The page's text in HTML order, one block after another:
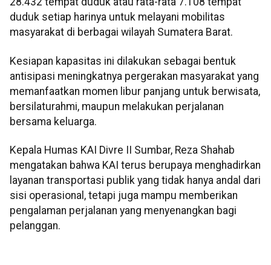
duduk setiap harinya untuk melayani mobilitas
masyarakat di berbagai wilayah Sumatera Barat.
Kesiapan kapasitas ini dilakukan sebagai bentuk
antisipasi meningkatnya pergerakan masyarakat yang
memanfaatkan momen libur panjang untuk berwisata,
bersilaturahmi, maupun melakukan perjalanan
bersama keluarga.
Kepala Humas KAI Divre II Sumbar, Reza Shahab
mengatakan bahwa KAI terus berupaya menghadirkan
layanan transportasi publik yang tidak hanya andal dari
sisi operasional, tetapi juga mampu memberikan
pengalaman perjalanan yang menyenangkan bagi
pelanggan.